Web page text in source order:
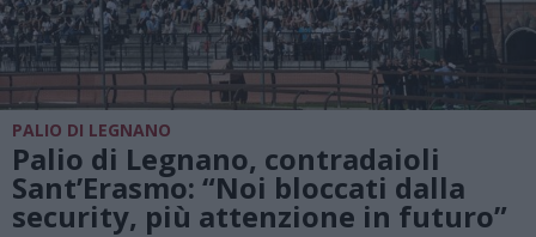
PALIO DI LEGNANO
Palio di Legnano, contradaioli
Sant’Erasmo: “Noi bloccati dalla
security, più attenzione in futuro”